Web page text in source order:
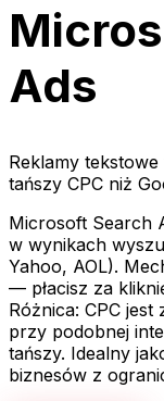
Ads
Reklamy
tańszy CPC niż
Microsoft Search
w wynikach
Yahoo, AOL).
— płacisz za
Różnica: CPC
przy podobnej
tańszy. Idealny
biznesów z